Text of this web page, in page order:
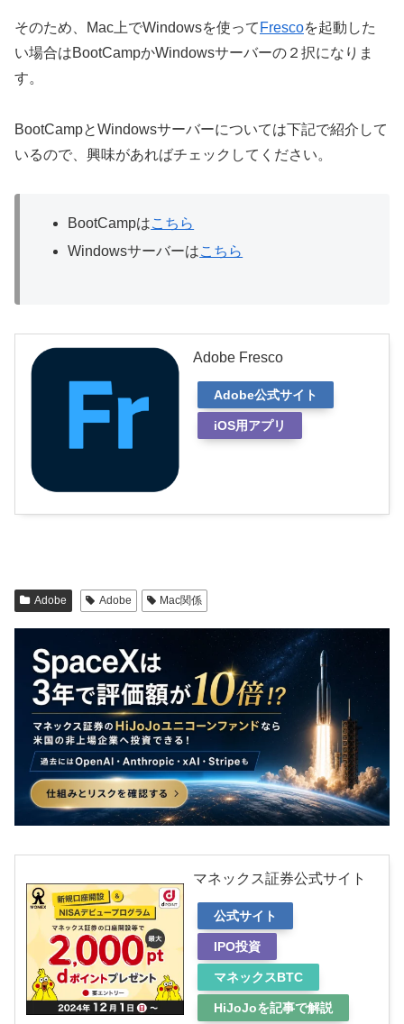
そのため、Mac上でWindowsを使って Frescoを起動した
い場合はBootCampかWindowsサーバーの２択になりま
す。
BootCampとWindowsサーバーについては下記で紹介して
いるので、興味があればチェックしてください。
BootCampはこちら
Windowsサーバーはこちら
Adobe Fresco
Adobe公式サイト
iOS用アプリ
Adobe Adobe Mac関係
マネックス証券公式サイト
公式サイト
IPO投資
マネックスBTC
HiJoJoを記事で解説